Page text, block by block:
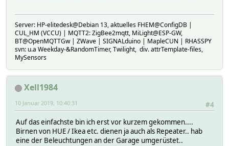
Server: HP-elitedesk@Debian 13, aktuelles FHEM@ConfigDB |
CUL_HM (VCCU) | MQTT2: ZigBee2mqtt, MiLight@ESP-GW,
BT@OpenMQTTGw | ZWave | SIGNALduino | MapleCUN | RHASSPY
svn: u.a Weekday-&RandomTimer, Twilight, div. attrTemplate-files,
MySensors
Xell1984
#4
10 Januar 2019, 10:40:31
Auf das einfachste bin ich erst vor kurzem gekommen....
Birnen von HUE / Ikea etc. dienen ja auch als Repeater.. hab
eine der Beleuchtungen an der Garage umgerüstet..